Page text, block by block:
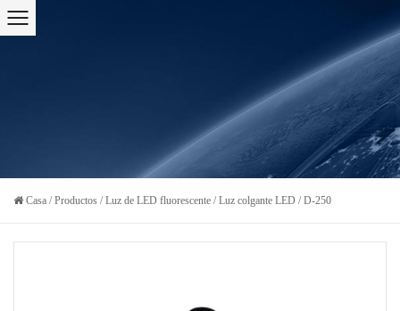
Casa /Productos /Luz de LED fluorescente /Luz colgante LED /D-250